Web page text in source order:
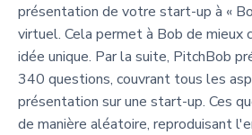
présentation de votre start-up à «
virtuel. Cela permet à Bob de mieux
idée unique. Par la suite, PitchBob
340 questions, couvrant tous les
présentation sur une start-up. Ces
de manière aléatoire, reproduisant